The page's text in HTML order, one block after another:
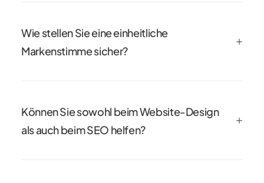
Wie stellen Sie eine einheitliche
Markenstimme sicher?
Können Sie sowohl beim Website-Design
als auch beim SEO helfen?